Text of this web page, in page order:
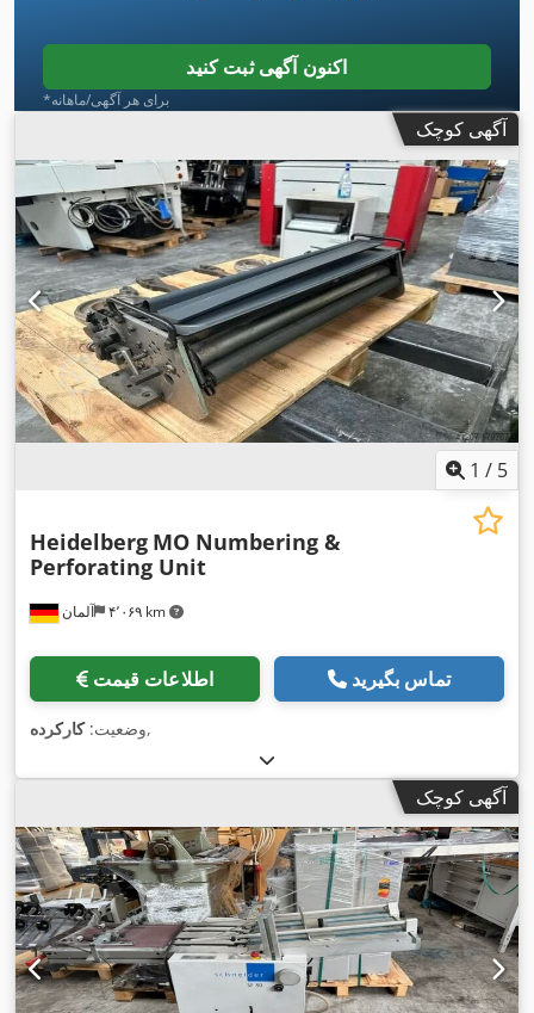
اکنون آگهی ثبت کنید
*برای هر آگهی/ماهانه
آگهی کوچک
1 / 5
آلمان ۴٬۰۶۹ km
Heidelberg MO Numbering &
Perforating Unit
اطلاعات قیمت تماس بگیرید
وضعیت:کارکرده ,
آگهی کوچک